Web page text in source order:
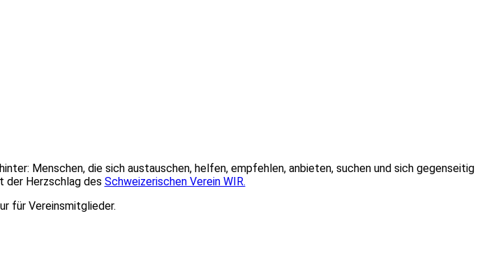
Menschen, die sich austauschen, helfen, empfehlen, anbieten, suchen und sich gegenseitig
der Herzschlag des Schweizerischen Verein WIR.
für Vereinsmitglieder.